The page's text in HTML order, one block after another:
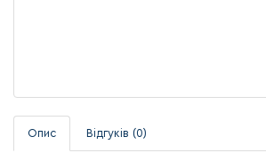
Опис Відгуків (0)